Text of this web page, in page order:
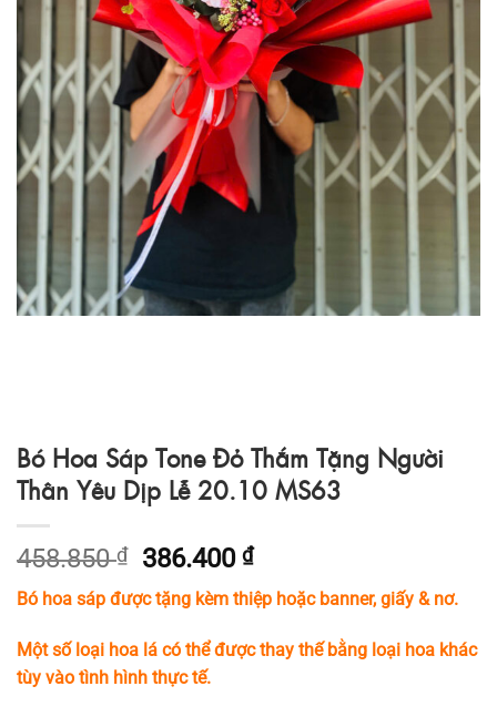
Bó Hoa Sáp Tone Đỏ Thắm Tặng Người
Thân Yêu Dịp Lễ 20.10 MS63
458.850₫
Giá
gốc
là:
458.850 ₫.
386.400₫Giá
hiện
tại
là:
386.400 ₫.
Bó hoa sáp được tặng kèm thiệp hoặc banner, giấy & nơ.
Một số loại hoa lá có thể được thay thế bằng loại hoa khác
tùy vào tình hình thực tế.